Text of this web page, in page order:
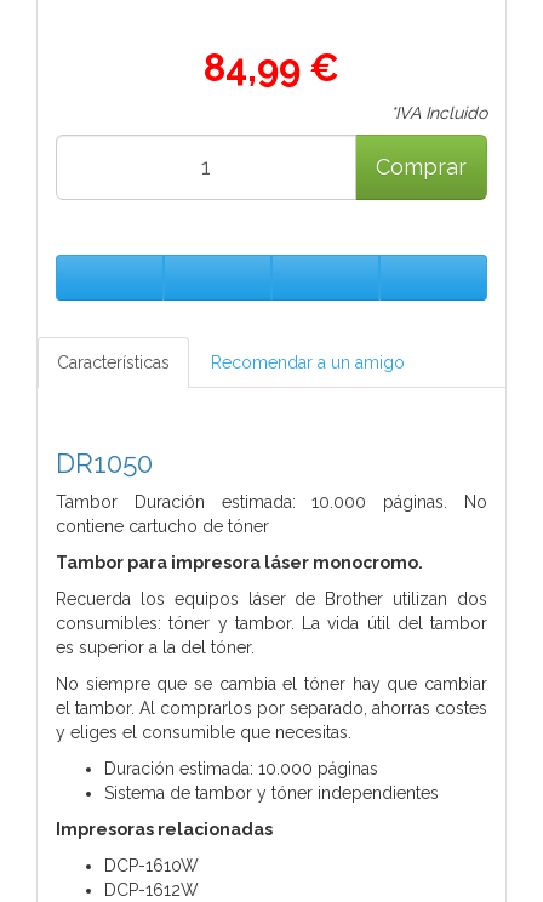
84,99 €
*IVA Incluido
Comprar
Características Recomendar a un amigo
DR1050
Tambor Duración estimada: 10.000 páginas. No
contiene cartucho de tóner
Tambor para impresora láser monocromo.
Recuerda los equipos láser de Brother utilizan dos
consumibles: tóner y tambor. La vida útil del tambor
es superior a la del tóner.
No siempre que se cambia el tóner hay que cambiar
el tambor. Al comprarlos por separado, ahorras costes
y eliges el consumible que necesitas.
Duración estimada: 10.000 páginas
Sistema de tambor y tóner independientes
Impresoras relacionadas
DCP-1610W
DCP-1612W